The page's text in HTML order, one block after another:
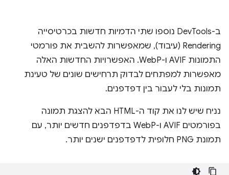
ב-DevTools נוספו שתי הדמיות חדשות בכרטיסייה
Rendering (עיבוד), שמאפשרות להשבית את פורמטי
התמונות AVIF ו-WebP. האפשרויות החדשות האלה
מאפשרות למפתחים לבדוק תרחישים שונים של טעינת
תמונות בלי לעבור בין דפדפנים.
נניח שיש לנו את קוד ה-HTML הבא להצגת תמונה
בפורמטים AVIF ו-WebP בדפדפנים חדשים יותר, עם
תמונת PNG חלופית לדפדפנים ישנים יותר.